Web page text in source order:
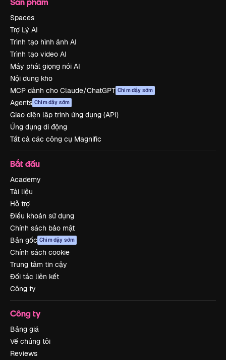
Spaces
Trợ Lý AI
Trình tạo hình ảnh AI
Trình tạo video AI
Máy phát giọng nói AI
Nội dung kho
MCP dành cho Claude/ChatGPT Chim dậy sớm
Agents Chim dậy sớm
Giao diện lập trình ứng dụng (API)
Ứng dụng di động
Tất cả các công cụ Magnific
Bắt đầu
Academy
Tài liệu
Hỗ trợ
Điều khoản sử dụng
Chính sách bảo mật
Bản gốc Chim dậy sớm
Chính sách cookie
Trung tâm tin cậy
Đối tác liên kết
Công ty
Công ty
Bảng giá
Về chúng tôi
Reviews